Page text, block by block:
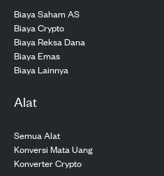
Biaya Saham AS
Biaya Crypto
Biaya Reksa Dana
Biaya Emas
Biaya Lainnya
Alat
Semua Alat
Konversi Mata Uang
Konverter Crypto